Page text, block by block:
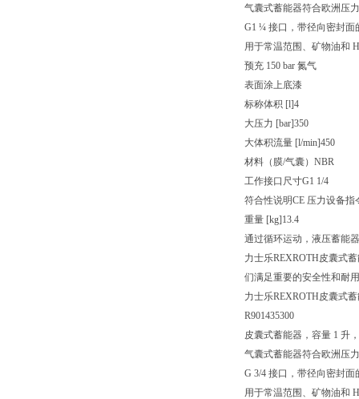
气囊式蓄能器符合欧洲压
G1 ¼ 接口，带径向密封面
用于常温范围、矿物油和
预充 150 bar 氮气
表面涂上底漆
标称体积 [l]4
大压力 [bar]350
大体积流量 [l/min]450
材料（膜/气囊） NBR
工作接口尺寸G1 1/4
符合性说明CE 压力设备指
重量 [kg]13.4
通过循环运动，液压蓄能
力士乐REXROTH皮囊式
们满足重要的安全性和耐
力士乐REXROTH皮囊式
R901435300
皮囊式蓄能器，容量 1 升
气囊式蓄能器符合欧洲压
G 3/4 接口，带径向密封面
用于常温范围、矿物油和